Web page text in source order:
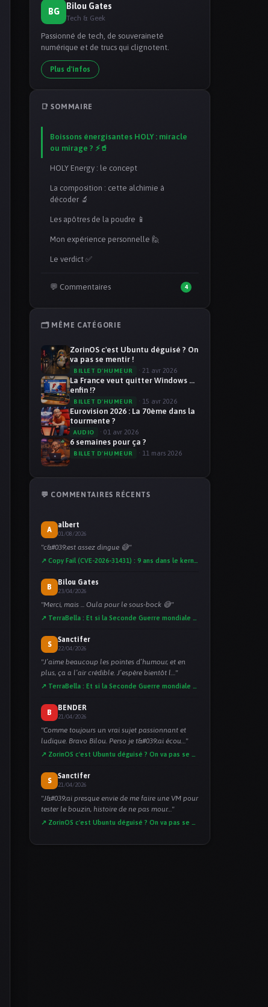
BG
Bilou Gates
Tech & Geek
Passionné de tech, de souveraineté
numérique et de trucs qui clignotent.
Plus d'infos
📑 SOMMAIRE
Boissons énergisantes HOLY : miracle
ou mirage ? ⚡🥤
HOLY Energy : le concept
La composition : cette alchimie à
décoder 🔬
Les apôtres de la poudre 📱
Mon expérience personnelle 🙋
Le verdict ✅
💬 Commentaires 4
🗂️ MÊME CATÉGORIE
ZorinOS c'est Ubuntu déguisé ? On
va pas se mentir !
BILLET D'HUMEUR · 21 avr 2026
La France veut quitter Windows ...
enfin !?
BILLET D'HUMEUR · 15 avr 2026
Eurovision 2026 : La 70ème dans la
tourmente ?
AUDIO · 01 avr 2026
6 semaines pour ça ?
BILLET D'HUMEUR · 11 mars 2026
💬 COMMENTAIRES RÉCENTS
A
albert
01/08/2026
"c&#039;est assez dingue 😅"
↗ Copy Fail (CVE-2026-31431) : 9 ans dans le kernel, l'IA a trouvé en 1h
B
Bilou Gates
23/04/2026
"Merci, mais ... Oula pour le sous-bock 😅"
↗ TerraBella : Et si la Seconde Guerre mondiale n'avait jamais eu lieu ?
S
Sanctifer
22/04/2026
"J’aime beaucoup les pointes d’humour, et en
plus, ça a l’air crédible. J’espère bientôt l…"
↗ TerraBella : Et si la Seconde Guerre mondiale n'avait jamais eu lieu ?
B
BENDER
21/04/2026
"Comme toujours un vrai sujet passionnant et
ludique. Bravo Bilou. Perso je t&#039;ai écou…"
↗ ZorinOS c'est Ubuntu déguisé ? On va pas se mentir !
S
Sanctifer
21/04/2026
"J&#039;ai presque envie de me faire une VM pour
tester le bouzin, histoire de ne pas mour…"
↗ ZorinOS c'est Ubuntu déguisé ? On va pas se mentir !